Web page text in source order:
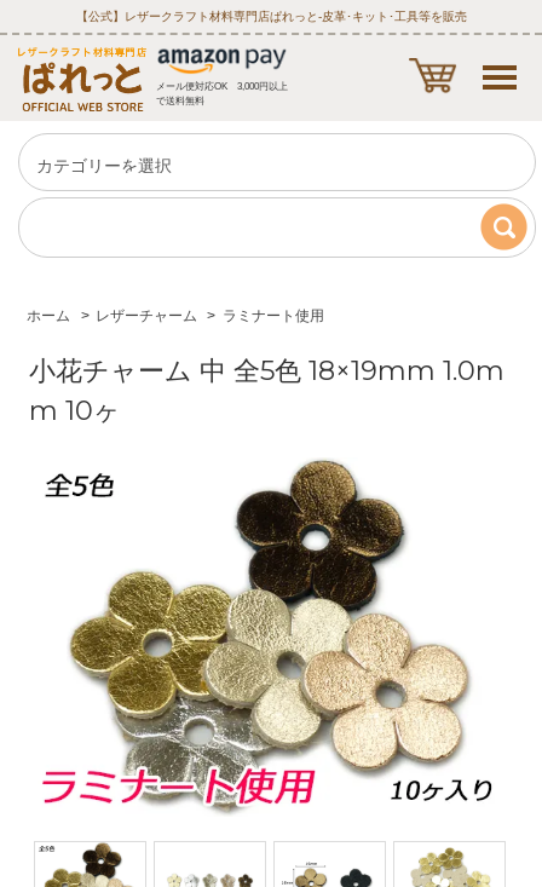
【公式】レザークラフト材料専門店ぱれっと‐皮革･キット･工具等を販売
メール便対応OK 3,000円以上
で送料無料
ホーム > レザーチャーム > ラミナート使用
小花チャーム 中 全5色 18×19mm 1.0m
m 10ヶ